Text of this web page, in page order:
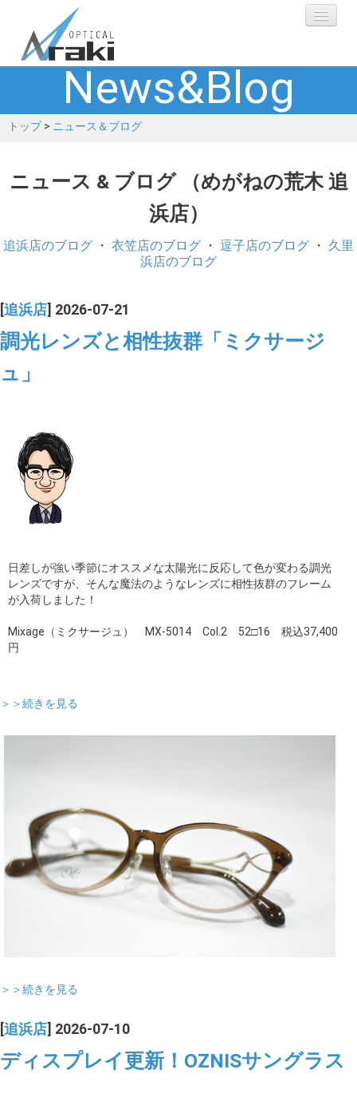
選ばれる理由
ブランド
ショップ
お客さまの声
ブログ
採用
News&Blog
トップ> ニュース＆ブログ
ニュース & ブログ （めがねの荒木 追
浜店）
追浜店のブログ ・ 衣笠店のブログ ・ 逗子店のブログ ・ 久里
浜店のブログ
追浜店 ] 2026-07-21
調光レンズと相性抜群「ミクサージ
ュ」
日差しが強い季節にオススメな太陽光に反応して色が変わる調光
レンズですが、そんな魔法のようなレンズに相性抜群のフレーム
が入荷しました！
Mixage（ミクサージュ） MX-5014 Col.2 52□16 税込37,400
円
＞＞続きを見る
＞＞続きを見る
[追浜店] 2026-07-10
ディスプレイ更新！OZNISサングラス